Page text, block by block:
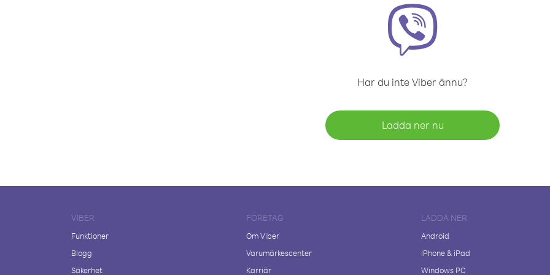
Har du inte Viber ännu?
Ladda ner nu
VIBER
Funktioner
Blogg
Säkerhet
FÖRETAG
Om Viber
Varumärkescenter
Karriär
LADDA NER
Android
iPhone & iPad
Windows PC